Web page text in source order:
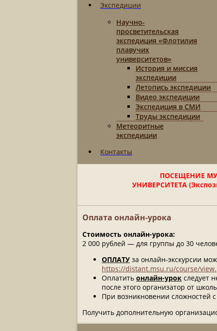
Экспедиции
Научно-
просветительская
экспедиция «Флотилия
плавучих
университетов»
История и миссия
экспедиции
Летопись экспедиции
Видео экспедиции
Экспедиция в СМИ
Труды экспедиции
Метеоритные
экспедиции
Контакты
ПОСЕЩЕНИЕ
УНИВЕРСИТЕТА
Оплата онлайн-урока
Стоимость онлайн-урока:
2 000 рублей — для группы до 30
ОПЛАТУ за онлайн-экскурсии
https://distant.msu.ru/course/
Оплатить онлайн-урок следует
после этого организатор от
При возникновении сложностей
Получить дополнительную